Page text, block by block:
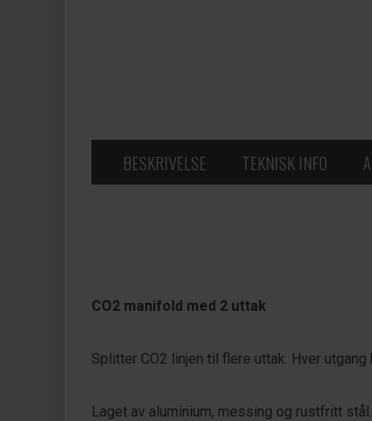
BESKRIVELSE TEKNISK INFO
CO2 manifold med 2 uttak
Splitter CO2 linjen til flere uttak. Hver
Laget av aluminium, messing og rustfritt